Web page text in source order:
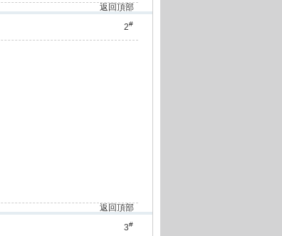
返回頂部
2#
返回頂部
3#